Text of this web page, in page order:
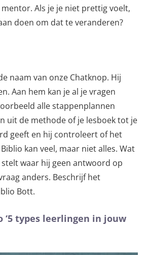
Als je je niet prettig voelt,
doen om dat te veranderen?
naam van onze Chatknop. Hij
Aan hem kan je al je vragen
alle stappenplannen
uit de methode of je lesboek tot je
geeft en hij controleert of het
kan veel, maar niet alles. Wat
stelt waar hij geen antwoord op
anders. Beschrijf het
Bott.
‘5 types leerlingen in jouw